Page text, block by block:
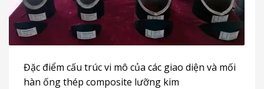
Đặc điểm cấu trúc vi mô của các giao diện và mối
hàn ống thép composite lưỡng kim